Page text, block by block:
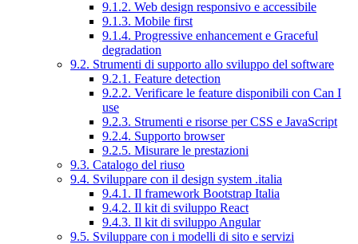
9.1.2. Web design responsivo e accessibile
9.1.3. Mobile first
9.1.4. Progressive enhancement e Graceful
degradation
9.2. Strumenti di supporto allo sviluppo del software
9.2.1. Feature detection
9.2.2. Verificare le feature disponibili con Can I
use
9.2.3. Strumenti e risorse per CSS e JavaScript
9.2.4. Supporto browser
9.2.5. Misurare le prestazioni
9.3. Catalogo del riuso
9.4. Sviluppare con il design system .italia
9.4.1. Il framework Bootstrap Italia
9.4.2. Il kit di sviluppo React
9.4.3. Il kit di sviluppo Angular
9.5. Sviluppare con i modelli di sito e servizi